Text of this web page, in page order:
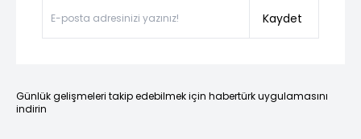
Kaydet
Günlük gelişmeleri takip edebilmek için habertürk uygulamasını
indirin